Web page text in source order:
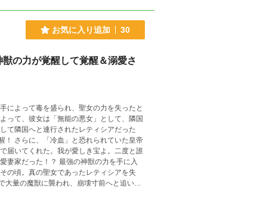
お気に入り追加 30
の力が覚醒して覚醒＆溺愛さ
って、彼女は「無能の悪女」として、隣国
！ さらに、「冷血」と恐れられていた皇帝
大量の魔獣に襲われ、崩壊寸前へと追い詰